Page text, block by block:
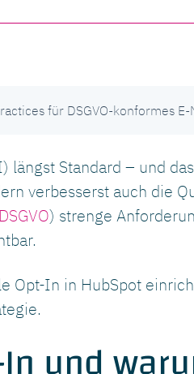
für DSGVO-konformes
Standard – und
verbesserst auch die
DSGVO) strenge
Opt-In in HubSpot